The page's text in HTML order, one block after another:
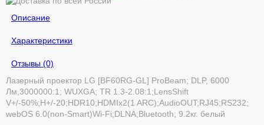
Описание
Характеристики
Отзывы (0)
Лазерный проектор LG [BF60RG-GL] ProBeam; DLP, 6000
Лм,3000000:1; WUXGA; TR 1.3-2.08:1;LensShift
V+/-50%;H+/-20;HDR10;HDMIx2(1 ARC);AudioOUT;RJ45;RS232;
webOS 6.0(non-Smart)Wi-Fi;DLNA;Bluetooth; 9.2кг. белый